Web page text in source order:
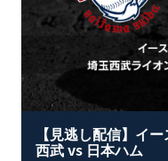
【見逃し配信】イ
西武 vs 日本ハム